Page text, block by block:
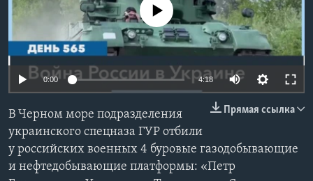
Learning English
Языки
No media source currently available
0:00 4:18
Прямая ссылка
В Черном море подразделения
украинского спецназа ГУР отбили
у российских военных 4 буровые газодобывающие
и нефтедобывающие платформы: «Петр